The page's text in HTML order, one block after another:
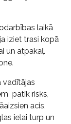
laikā
iziet trasi kopā
un atpakaļ.
vadītājas
patīk risks,
acis,
ielai turp un